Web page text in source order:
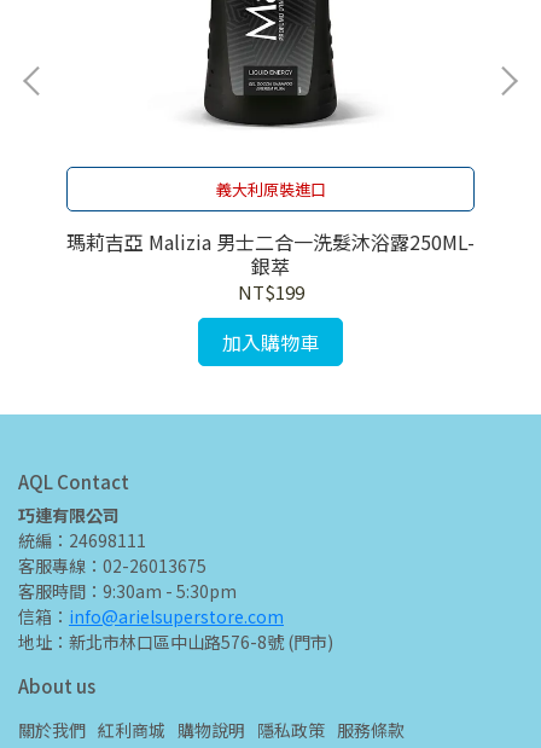
義大利原裝進口
瑪莉吉亞 Malizia 男士二合一洗髮沐浴露250ML-
銀萃
NT$199
加入購物車
AQL Contact
巧連有限公司
統編：24698111
客服專線：02-26013675
客服時間：9:30am - 5:30pm
信箱： info@arielsuperstore.com
地址：新北市林口區中山路576-8號 (門市)
About us
關於我們 紅利商城 購物說明 隱私政策 服務條款